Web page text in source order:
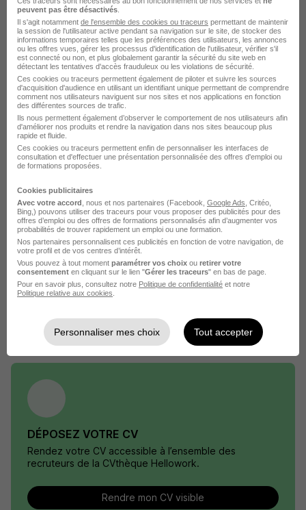
Adecco
Ingrandes - 86 Intérim
2 052 - 2 152 € / mois
Début le 9 juil.
Voir l’offre
il y a 27 jours
Élargissez votre recherche chez Adeccoou à
Ingrandes
Entreprise Adecco
Emploi Ingrandes
DÉPOSEZ VOTRE CV
Rendez votre CV accessible à l’ensemble des
recruteurs de la CVthèque Hellowork.
Rendre mon CV visible
peuvent pas être désactivés
Il s'agit notamment de l'ensemble des cookies ou traceurs permettant de maintenir
la session de l'utilisateur active pendant sa navigation sur le site, de stocker des
informations temporaires telles que les préférences des utilisateurs, les annonces
ou les offres vues, gérer les processus d'identification de l'utilisateur, vérifier s'il
est connecté ou non, et plus globalement garantir la sécurité du site web en
détectant les tentatives d'accès frauduleux ou les violations de sécurité.
Ces cookies ou traceurs permettent également de piloter et suivre les sources
d'acquisition d'audience en utilisant un identifiant unique permettant de comprendre
comment nos utilisateurs naviguent sur nos sites et nos applications en fonction
des différentes sources de trafic.
Ils nous permettent également d’observer le comportement de nos utilisateurs afin
d'améliorer nos produits et rendre la navigation dans nos sites beaucoup plus
rapide et fluide.
Ces cookies ou traceurs permettent enfin de personnaliser les interfaces de
consultation et d'effectuer une présentation personnalisée des offres d'emploi ou
de formations proposées.
Cookies publicitaires
Avec votre accord , nous et nos partenaires (Facebook, Google Ads , Critéo,
Bing,) pouvons utiliser des traceurs pour vous proposer des publicités pour des
offres d’emploi ou des offres de formations personnalisés afin d’augmenter vos
probabilités de trouver rapidement un emploi ou une formation.
Nos partenaires personnalisent ces publicités en fonction de votre navigation, de
votre profil et de vos centres d’intérêt.
Vous pouvez à tout moment paramétrer vos choix ou retirer votre
consentement en cliquant sur le lien "Gérer les traceurs" en bas de page.
Pour en savoir plus, consultez notre Politique de confidentialité et notre
Politique relative aux cookies
Personnaliser mes choix Tout accepter